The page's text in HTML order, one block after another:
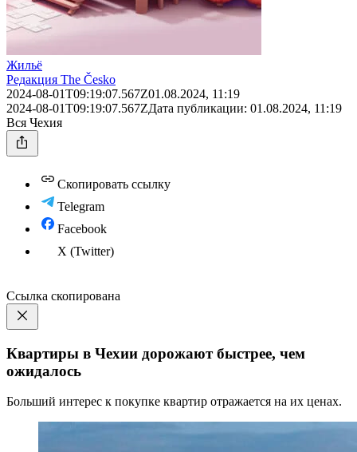
Жильё
Редакция The Česko
2024-08-01T09:19:07.567Z01.08.2024, 11:19
2024-08-01T09:19:07.567ZДата публикации: 01.08.2024, 11:19
Вся Чехия
Скопировать ссылку
Telegram
Facebook
X (Twitter)
Ссылка скопирована
Квартиры в Чехии дорожают быстрее, чем
ожидалось
Больший интерес к покупке квартир отражается на их ценах.